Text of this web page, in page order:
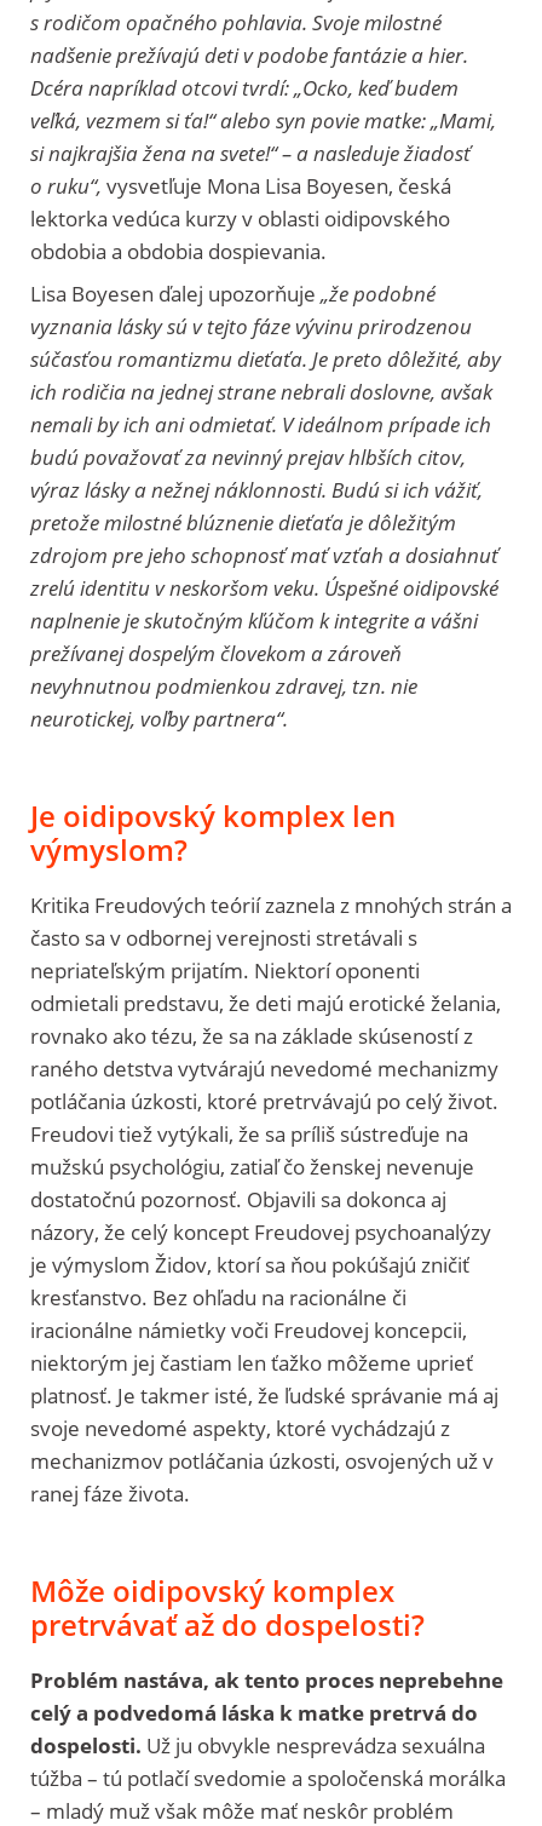
s rodičom opačného pohlavia. Svoje milostné
nadšenie prežívajú deti v podobe fantázie a hier.
Dcéra napríklad otcovi tvrdí: „Ocko, keď budem
veľká, vezmem si ťa!“ alebo syn povie matke: „Mami,
si najkrajšia žena na svete!“ – a nasleduje žiadosť
o ruku“, vysvetľuje Mona Lisa Boyesen, česká
lektorka vedúca kurzy v oblasti oidipovského
obdobia a obdobia dospievania.
Lisa Boyesen ďalej upozorňuje „že podobné
vyznania lásky sú v tejto fáze vývinu prirodzenou
súčasťou romantizmu dieťaťa. Je preto dôležité, aby
ich rodičia na jednej strane nebrali doslovne, avšak
nemali by ich ani odmietať. V ideálnom prípade ich
budú považovať za nevinný prejav hlbších citov,
výraz lásky a nežnej náklonnosti. Budú si ich vážiť,
pretože milostné blúznenie dieťaťa je dôležitým
zdrojom pre jeho schopnosť mať vzťah a dosiahnuť
zrelú identitu v neskoršom veku. Úspešné oidipovské
naplnenie je skutočným kľúčom k integrite a vášni
prežívanej dospelým človekom a zároveň
nevyhnutnou podmienkou zdravej, tzn. nie
neurotickej, voľby partnera“.
Je oidipovský komplex len
výmyslom?
Kritika Freudových teórií zaznela z mnohých strán a
často sa v odbornej verejnosti stretávali s
nepriateľským prijatím. Niektorí oponenti
odmietali predstavu, že deti majú erotické želania,
rovnako ako tézu, že sa na základe skúseností z
raného detstva vytvárajú nevedomé mechanizmy
potláčania úzkosti, ktoré pretrvávajú po celý život.
Freudovi tiež vytýkali, že sa príliš sústreďuje na
mužskú psychológiu, zatiaľ čo ženskej nevenuje
dostatočnú pozornosť. Objavili sa dokonca aj
názory, že celý koncept Freudovej psychoanalýzy
je výmyslom Židov, ktorí sa ňou pokúšajú zničiť
kresťanstvo. Bez ohľadu na racionálne či
iracionálne námietky voči Freudovej koncepcii,
niektorým jej častiam len ťažko môžeme uprieť
platnosť. Je takmer isté, že ľudské správanie má aj
svoje nevedomé aspekty, ktoré vychádzajú z
mechanizmov potláčania úzkosti, osvojených už v
ranej fáze života.
Môže oidipovský komplex
pretrvávať až do dospelosti?
Problém nastáva, ak tento proces neprebehne
celý a podvedomá láska k matke pretrvá do
dospelosti. Už ju obvykle nesprevádza sexuálna
túžba – tú potlačí svedomie a spoločenská morálka
– mladý muž však môže mať neskôr problém